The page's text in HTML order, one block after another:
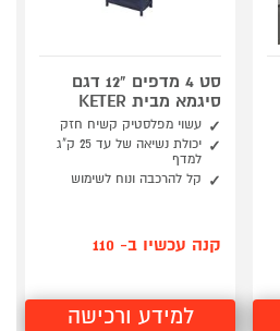
סט 4 מדפים "12 דגם
סיגמא מבית KETER
עשוי מפלסטיק קשיח חזק
יכולת נשיאה של עד 25 ק"ג
למדף
קל להרכבה ונוח לשימוש
קנה עכשיו ב- 110
למידע ורכישה